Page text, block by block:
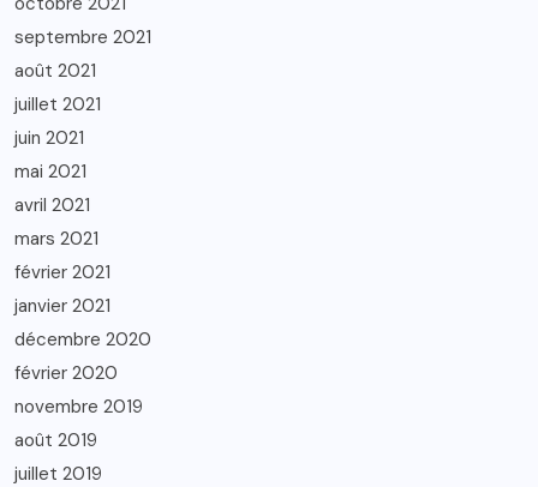
septembre 2021
août 2021
juillet 2021
juin 2021
mai 2021
avril 2021
mars 2021
février 2021
janvier 2021
décembre 2020
février 2020
novembre 2019
août 2019
juillet 2019